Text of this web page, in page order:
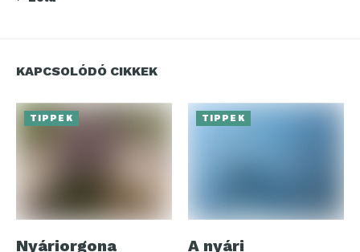
KAPCSOLÓDÓ CIKKEK
TIPPEK
Nyáriorgona
TIPPEK
A nyári